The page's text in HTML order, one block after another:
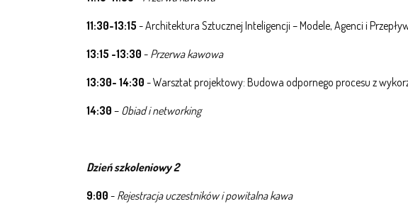
11:30-13:15 - Architektura Sztucznej Inteligencji – Modele, Agenci i
13:15 -13:30 - Przerwa kawowa
13:30- 14:30 - Warsztat projektowy: Budowa odpornego procesu z
14:30 – Obiad i networking
Dzień szkoleniowy 2
9:00 - Rejestracja uczestników i powitalna kawa